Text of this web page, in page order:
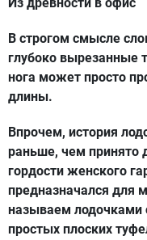
В строгом смысле
глубоко вырезанные
нога может просто
длины.
Впрочем, история
раньше, чем принято
гордости женского
предназначался для
называем лодочками
простых плоских